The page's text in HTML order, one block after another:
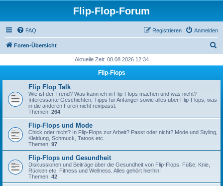
Flip-Flop-Forum
FAQ Anmelden
Registrieren
Foren-Übersicht
h
Aktuelle Zeit: 08.08.2026 12:34
Flip-Flops
Flip Flop Talk
Wie ist der Trend? Was kann ich in Flip-Flops machen und was nicht?
Interessante Geschichten, Tipps für Anfänger sowie alles über Flip-Flops, was
in die anderen Foren nicht reinpasst.
Themen: 264
Flip-Flops und Mode
Chick oder nicht? In Flip-Flops zur Arbeit? Passt oder nicht? Mode und Styling,
Kleidung, Schmuck, Tatoos etc.
Themen: 97
Flip-Flops und Gesundheit
Diskussionen und Beiträge über die Gesundheit von Flip-Flops. Füße, Knie,
Rücken etc. Fitness und Wellness. Alles gehört hierhin!
Themen: 42